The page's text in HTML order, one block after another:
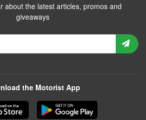
about the latest articles, promos and
giveaways
the Motorist App